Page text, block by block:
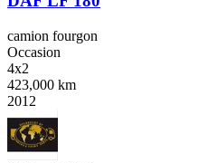
camion fourgon
Occasion
4x2
423,000 km
2012